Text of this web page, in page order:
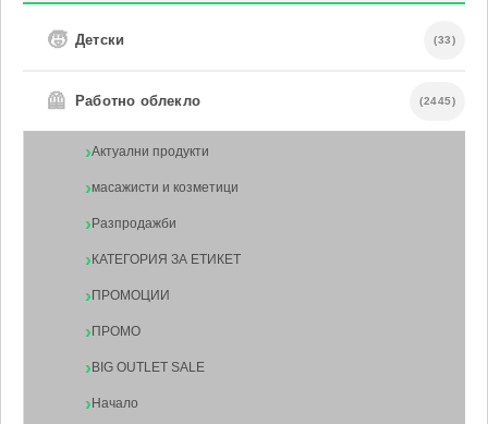
🧒 Детски (33)
🦺 Работно облекло (2445)
Актуални продукти
масажисти и козметици
Разпродажби
КАТЕГОРИЯ ЗА ЕТИКЕТ
ПРОМОЦИИ
ПРОМО
BIG OUTLET SALE
Начало